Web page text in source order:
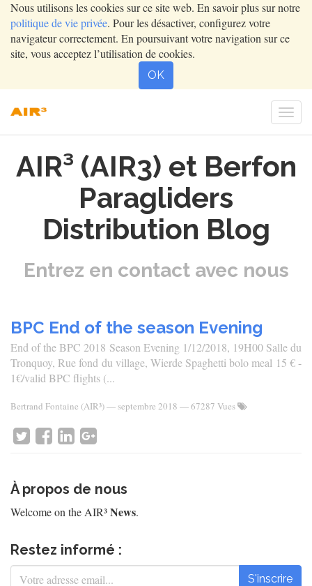
Nous utilisons les cookies sur ce site web. En savoir plus sur notre
politique de vie privée. Pour les désactiver, configurez votre
navigateur correctement. En poursuivant votre navigation sur ce
site, vous acceptez l’utilisation de cookies.
OK
AIR³ (AIR3) et Berfon
Paragliders
Distribution Blog
Entrez en contact avec nous
BPC End of the season Evening
End of the BPC 2018 Season Evening 1/12/2018, 19H00 Salle du
Tronquoy, Rue fond du village, Wierde Spaghetti bolo meal 15 € -
1€/valid BPC flights (...
Bertrand Fontaine (AIR³)—septembre 2018 — 67287 Vues
À propos de nous
Welcome on the AIR³News.
Restez informé :
S'inscrire